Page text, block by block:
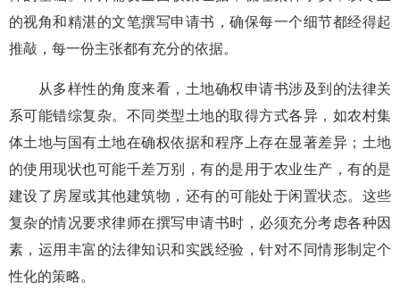
的视角和精湛的文笔撰写申请书，确保每一个细节都经得起
推敲，每一份主张都有充分的依据。
从多样性的角度来看，土地确权申请书涉及到的法律关
系可能错综复杂。不同类型土地的取得方式各异，如农村集
体土地与国有土地在确权依据和程序上存在显著差异；土地
的使用现状也可能千差万别，有的是用于农业生产，有的是
建设了房屋或其他建筑物，还有的可能处于闲置状态。这些
复杂的情况要求律师在撰写申请书时，必须充分考虑各种因
素，运用丰富的法律知识和实践经验，针对不同情形制定个
性化的策略。